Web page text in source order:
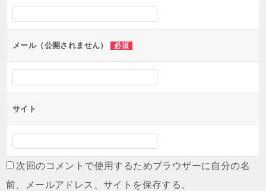
シ
ョ
ンメール（公開されません） 必須
サイト
次回のコメントで使用するためブラウザーに自分の名
前、メールアドレス、サイトを保存する。